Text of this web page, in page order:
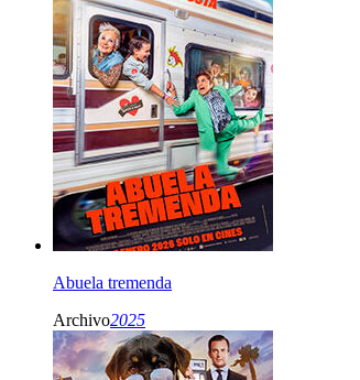
Abuela tremenda
Archivo2025